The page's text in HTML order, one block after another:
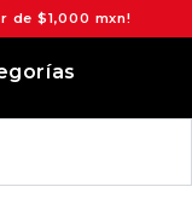
de $1,000 mxn!